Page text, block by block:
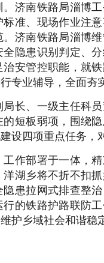
济南铁路局淄博
准、现场作业注
济南铁路局淄博
隐患识别判定、
安管控职能，就
专业辅导，全面夯
长、一级主任科
短板弱项，围绕
设四项重点任务，
作部署于一体，
湖乡将不折不扣
患拉网式排查整
的铁路护路联防
护乡域社会和谐稳